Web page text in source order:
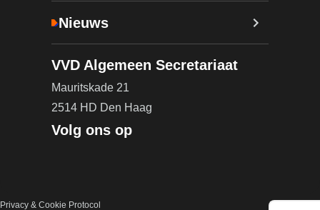
Nieuws
VVD Algemeen Secretariaat
Mauritskade 21
2514 HD Den Haag
Volg ons op
Privacy & Cookie Protocol